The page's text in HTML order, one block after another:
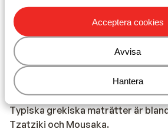
Acceptera cookies
Avvisa
Hantera
Elektricitet:
220 Volt.
Vatten:
Det rekommenderas att inte dricka
kranen.
Mat:
Typiska grekiska maträtter är
Tzatziki och Mousaka.